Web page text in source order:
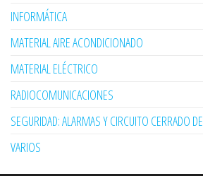
INFORMÁTICA
MATERIAL AIRE ACONDICIONADO
MATERIAL ELÉCTRICO
RADIOCOMUNICACIONES
SEGURIDAD: ALARMAS Y CIRCUITO CERRADO
VARIOS